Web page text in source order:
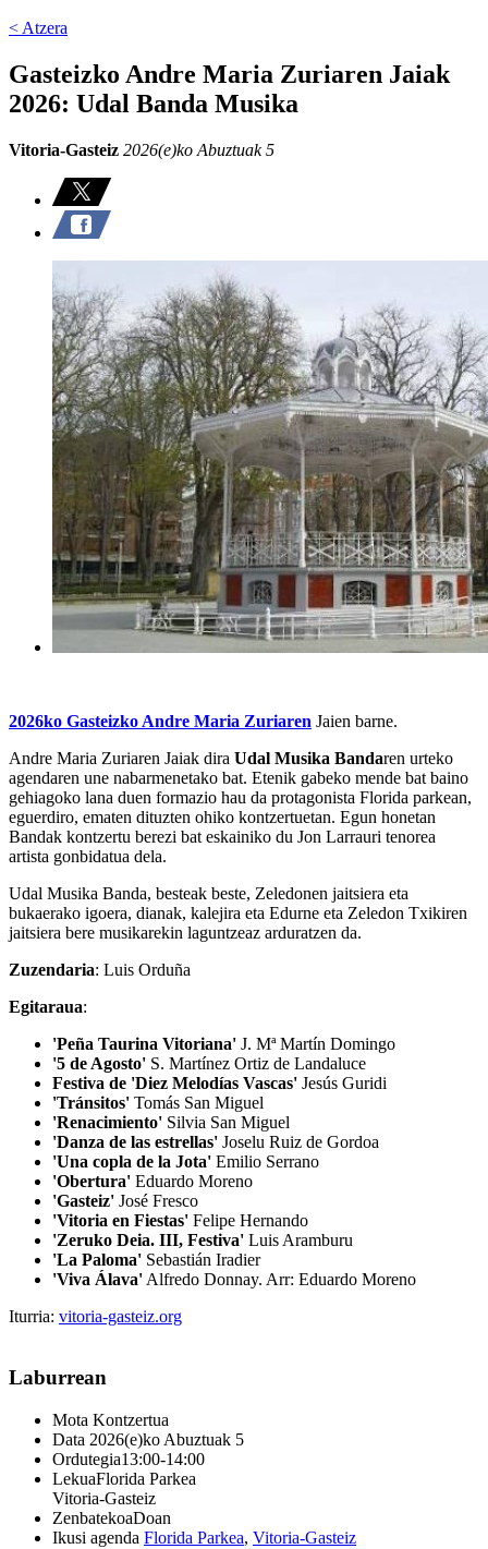
< Atzera
Gasteizko Andre Maria Zuriaren Jaiak
2026: Udal Banda Musika
Vitoria-Gasteiz 2026(e)ko Abuztuak 5
2026ko Gasteizko Andre Maria Zuriaren Jaien barne.
Andre Maria Zuriaren Jaiak dira Udal Musika Bandaren urteko
agendaren une nabarmenetako bat. Etenik gabeko mende bat baino
gehiagoko lana duen formazio hau da protagonista Florida parkean,
eguerdiro, ematen dituzten ohiko kontzertuetan. Egun honetan
Bandak kontzertu berezi bat eskainiko du Jon Larrauri tenorea
artista gonbidatua dela.
Udal Musika Banda, besteak beste, Zeledonen jaitsiera eta
bukaerako igoera, dianak, kalejira eta Edurne eta Zeledon Txikiren
jaitsiera bere musikarekin laguntzeaz arduratzen da.
Zuzendaria: Luis Orduña
Egitaraua:
'Peña Taurina Vitoriana' J. Mª Martín Domingo
'5 de Agosto' S. Martínez Ortiz de Landaluce
Festiva de 'Diez Melodías Vascas' Jesús Guridi
'Tránsitos' Tomás San Miguel
'Renacimiento' Silvia San Miguel
'Danza de las estrellas' Joselu Ruiz de Gordoa
'Una copla de la Jota' Emilio Serrano
'Obertura' Eduardo Moreno
'Gasteiz' José Fresco
'Vitoria en Fiestas' Felipe Hernando
'Zeruko Deia. III, Festiva' Luis Aramburu
'La Paloma' Sebastián Iradier
'Viva Álava' Alfredo Donnay. Arr: Eduardo Moreno
Iturria: vitoria-gasteiz.org
Laburrean
Mota Kontzertua
Data 2026(e)ko Abuztuak 5
Ordutegia13:00-14:00
LekuaFlorida Parkea
Vitoria-Gasteiz
ZenbatekoaDoan
Ikusi agenda Florida Parkea, Vitoria-Gasteiz